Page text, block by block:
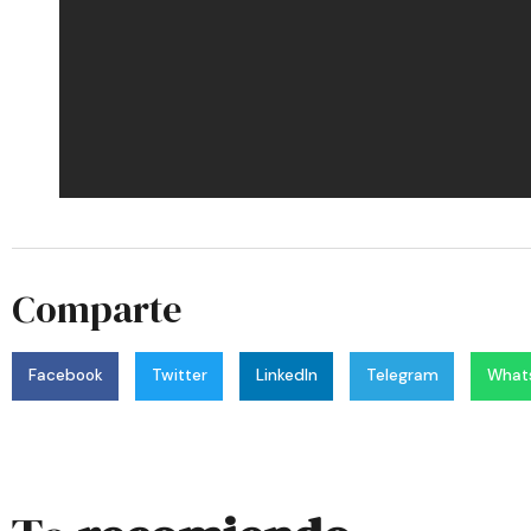
Comparte
Facebook Twitter LinkedIn Telegram